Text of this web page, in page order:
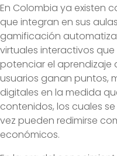
En Colombia ya existen
que integran en sus
gamificación
virtuales interactivos
potenciar el aprendizaje
usuarios ganan puntos,
digitales en la medida
contenidos, los cuales
vez pueden redimirse
económicos.